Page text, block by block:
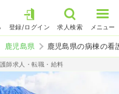
登録/ログイン 求人検索 メニュー
鹿児島県 鹿児島県の病棟の看
師求人・転職・給料